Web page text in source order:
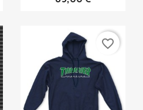
favorite_border